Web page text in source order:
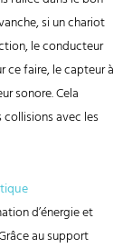
si un chariot
le conducteur
ce faire, le capteur à
sonore. Cela
collisions avec les
d’énergie et
au support